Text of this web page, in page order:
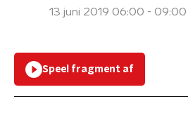
13 juni 2019 06:00 - 09:00
Speel fragment af